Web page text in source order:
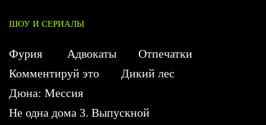
ШОУ И СЕРИАЛЫ
Фурия Адвокаты
Отпечатки
Комментируй это
Дикий лес
Дюна: Мессия
Не одна дома 3. Выпускной